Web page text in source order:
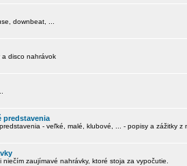
downbeat, ...
disco nahrávok
predstavenia
- veľké, malé, klubové, ... - popisy a zážitky z
zaujímavé nahrávky, ktoré stoja za vypočutie.